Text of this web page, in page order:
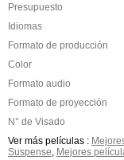
Presupuesto
Idiomas
Formato de producción
Color
Formato audio
Formato de proyección
N° de Visado
Ver más películas :
Suspense Mejores